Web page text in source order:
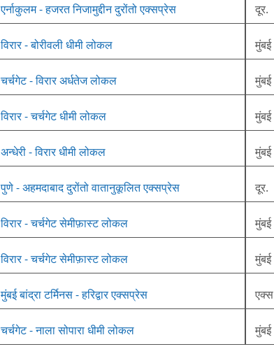
एर्नाकुलम - हजरत निजामुद्दीन दुरोंतो एक्सप्रेस दूर.
विरार - बोरीवली धीमी लोकल मुंबई
चर्चगेट - विरार अर्धतेज लोकल मुंबई
विरार - चर्चगेट धीमी लोकल मुंबई
अन्धेरी - विरार धीमी लोकल मुंबई
पुणे - अहमदाबाद दुरोंतो वातानुकूलित एक्सप्रेस दूर.
विरार - चर्चगेट सेमीफ़ास्ट लोकल मुंबई
विरार - चर्चगेट सेमीफ़ास्ट लोकल मुंबई
मुंबई बांद्रा टर्मिनस - हरिद्वार एक्सप्रेस एक्स
चर्चगेट - नाला सोपारा धीमी लोकल मुंबई